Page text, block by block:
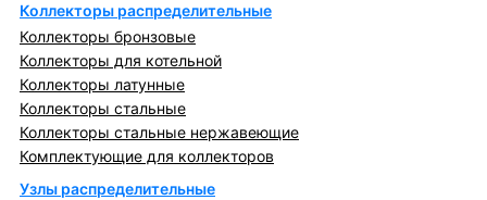
Коллекторы распределительные
Коллекторы бронзовые
Коллекторы для котельной
Коллекторы латунные
Коллекторы стальные
Коллекторы стальные нержавеющие
Комплектующие для коллекторов
Узлы распределительные